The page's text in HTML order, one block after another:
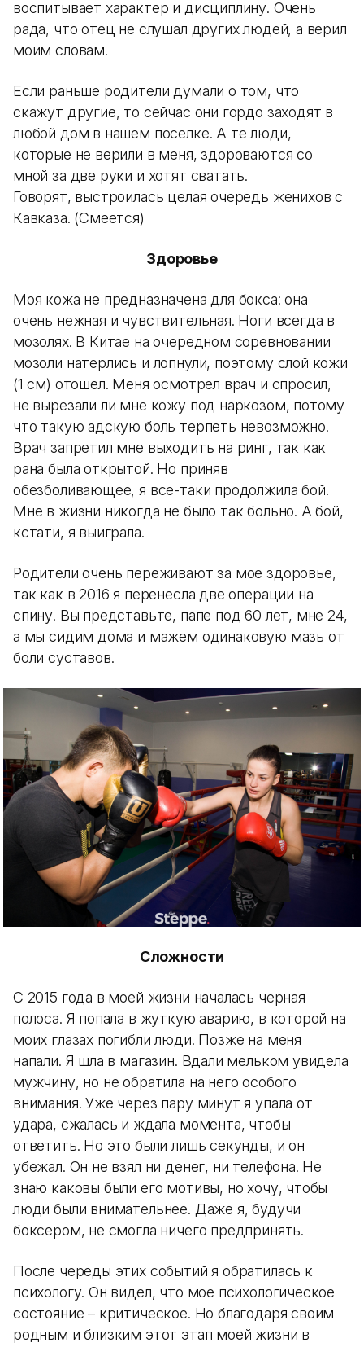
воспитывает характер и дисциплину. Очень
рада, что отец не слушал других людей, а верил
моим словам.
Если раньше родители думали о том, что
скажут другие, то сейчас они гордо заходят в
любой дом в нашем поселке. А те люди,
которые не верили в меня, здороваются со
мной за две руки и хотят сватать.
Говорят, выстроилась целая очередь женихов с
Кавказа. (Смеется)
Здоровье
Моя кожа не предназначена для бокса: она
очень нежная и чувствительная. Ноги всегда в
мозолях. В Китае на очередном соревновании
мозоли натерлись и лопнули, поэтому слой кожи
(1 см) отошел. Меня осмотрел врач и спросил,
не вырезали ли мне кожу под наркозом, потому
что такую адскую боль терпеть невозможно.
Врач запретил мне выходить на ринг, так как
рана была открытой. Но приняв
обезболивающее, я все-таки продолжила бой.
Мне в жизни никогда не было так больно. А бой,
кстати, я выиграла.
Родители очень переживают за мое здоровье,
так как в 2016 я перенесла две операции на
спину. Вы представьте, папе под 60 лет, мне 24,
а мы сидим дома и мажем одинаковую мазь от
боли суставов.
Сложности
С 2015 года в моей жизни началась черная
полоса. Я попала в жуткую аварию, в которой на
моих глазах погибли люди. Позже на меня
напали. Я шла в магазин. Вдали мельком увидела
мужчину, но не обратила на него особого
внимания. Уже через пару минут я упала от
удара, сжалась и ждала момента, чтобы
ответить. Но это были лишь секунды, и он
убежал. Он не взял ни денег, ни телефона. Не
знаю каковы были его мотивы, но хочу, чтобы
люди были внимательнее. Даже я, будучи
боксером, не смогла ничего предпринять.
После череды этих событий я обратилась к
психологу. Он видел, что мое психологическое
состояние – критическое. Но благодаря своим
родным и близким этот этап моей жизни в